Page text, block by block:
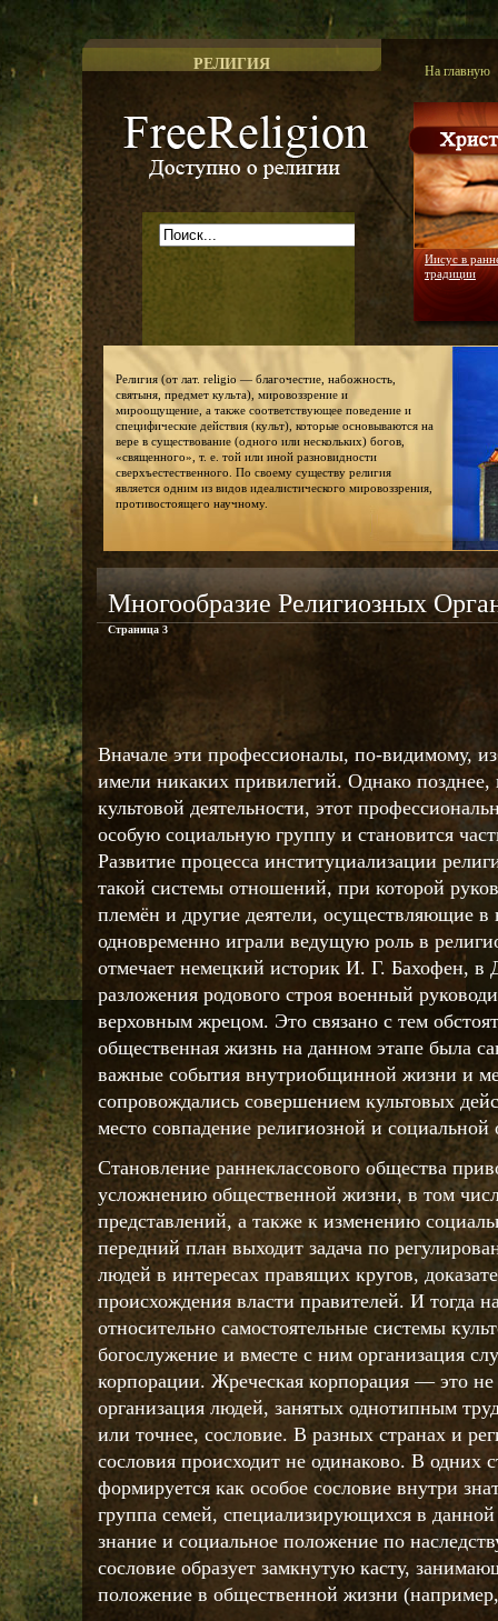
РЕЛИГИЯ На главную
Иисус в
традиции
Религия (от лат. religio — благочестие, набожность,
святыня, предмет культа), мировоззрение и
мироощущение, а также соответствующее поведение и
специфические действия (культ), которые основываются на
вере в существование (одного или нескольких) богов,
«священного», т. е. той или иной разновидности
сверхъестественного. По своему существу религия
является одним из видов идеалистического мировоззрения,
противостоящего научному.
Многообразие Религиозных
Страница 3
Вначале эти профессионалы, по-видимому,
имели никаких привилегий. Однако
культовой деятельности, этот
особую социальную группу и становится
Развитие процесса институциализации
такой системы отношений, при которой
племён и другие деятели, осуществляющие
одновременно играли ведущую роль в
отмечает немецкий историк И. Г. Бахофен, в
разложения родового строя военный
верховным жрецом. Это связано с тем
общественная жизнь на данном этапе была
важные события внутриобщинной жизни и
сопровождались совершением культовых
место совпадение религиозной и
Становление раннеклассового общества
усложнению общественной жизни, в том
представлений, а также к изменению
передний план выходит задача по
людей в интересах правящих кругов,
происхождения власти правителей. И тогда
относительно самостоятельные системы
богослужение и вместе с ним организация
корпорации. Жреческая корпорация — это не
организация людей, занятых однотипным
или точнее, сословие. В разных странах и
сословия происходит не одинаково. В одних
формируется как особое сословие внутри
группа семей, специализирующихся в
знание и социальное положение по
сословие образует замкнутую касту,
положение в общественной жизни